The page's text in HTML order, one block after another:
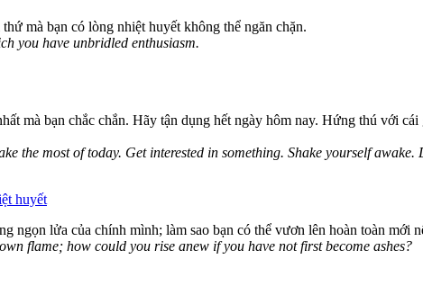
mà bạn có lòng nhiệt huyết không thể ngăn chặn.
you have unbridled enthusiasm.
mà bạn chắc chắn. Hãy tận dụng hết ngày hôm nay. Hứng thú với
the most of today. Get interested in something. Shake yourself
huyết
ngọn lửa của chính mình; làm sao bạn có thể vươn lên hoàn toàn mới
flame; how could you rise anew if you have not first become ashes?